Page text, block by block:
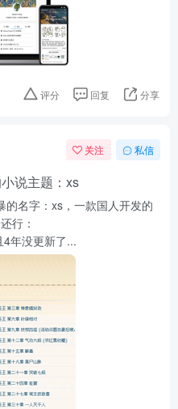
评分 回复 分享
关注 私信
说主题：xs
的名字：xs，一款国人开发的
行：
年没更新了...